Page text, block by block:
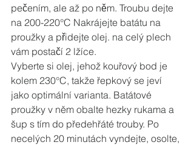
pečením, ale až po něm. Troubu dejte
na 200-220°C Nakrájejte batátu na
proužky a přidejte olej. na celý plech
vám postačí 2 lžíce.
Vyberte si olej, jehož kouřový bod je
kolem 230°C, takže řepkový se jeví
jako optimální varianta. Batátové
proužky v něm obalte hezky rukama a
šup s tím do předehřáté trouby. Po
necelých 20 minutách vyndejte, osolte,